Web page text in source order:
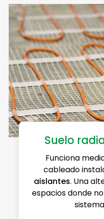
Suelo
Funciona
cableado
aislantes. Una
espacios donde